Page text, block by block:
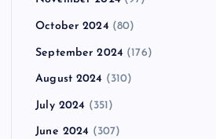
October 2024 (80)
September 2024 (176)
August 2024 (310)
July 2024 (351)
June 2024 (307)